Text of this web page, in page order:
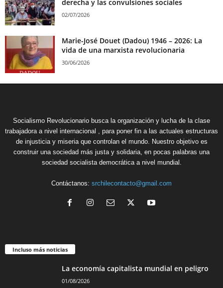
derecha y las convulsiones sociales
02/07/2026
Marie-José Douet (Dadou) 1946 – 2026: La
vida de una marxista revolucionaria
30/06/2026
Socialismo Revolucionario busca la organización y lucha de la clase
trabajadora a nivel internacional , para poner fin a las actuales estructuras
de injusticia y miseria que controlan el mundo. Nuestro objetivo es
construir una sociedad más justa y solidaria, en pocas palabras una
sociedad socialista democrática a nivel mundial.
Contáctanos: srchilecontacto@gmail.com
Incluso más noticias
La economía capitalista mundial en peligro
01/08/2026